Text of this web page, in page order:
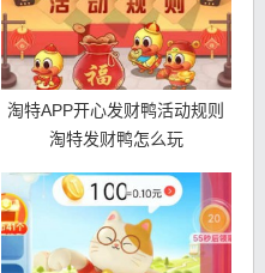
淘特APP开心发财鸭活动规则
淘特发财鸭怎么玩